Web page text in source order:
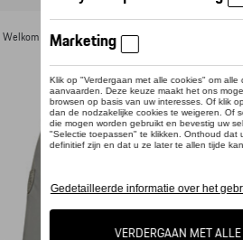
Welkom >Voor u >Textiel >